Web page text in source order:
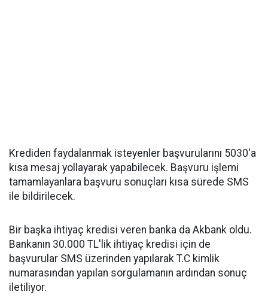
Krediden faydalanmak isteyenler başvurularını 5030'a
kısa mesaj yollayarak yapabilecek. Başvuru işlemi
tamamlayanlara başvuru sonuçları kısa sürede SMS
ile bildirilecek.
Bir başka ihtiyaç kredisi veren banka da Akbank oldu.
Bankanın 30.000 TL'lik ihtiyaç kredisi için de
başvurular SMS üzerinden yapılarak T.C kimlik
numarasından yapılan sorgulamanın ardından sonuç
iletiliyor.